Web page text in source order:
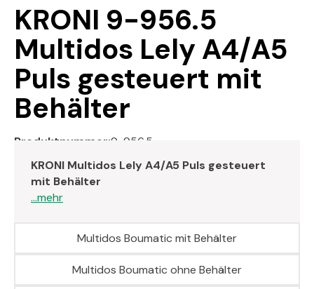
KRONI 9-956.5
Multidos Lely A4/A5
Puls gesteuert mit
Behälter
Produktnummer:9-956.5
KRONI Multidos Lely A4/A5 Puls gesteuert
mit Behälter
...mehr
Multidos Boumatic mit Behälter
Multidos Boumatic ohne Behälter